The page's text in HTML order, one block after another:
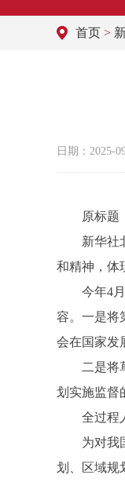
首页 >
日期：2025-
原标题：
新华社北
和精神，体
今年4月
容。一是将
会在国家发
二是将草
划实施监督
全过程人
为对我国
划、区域规